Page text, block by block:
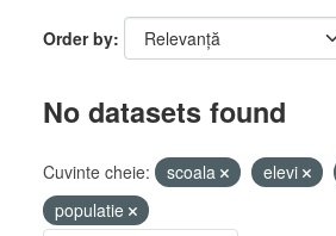
Order by
No datasets found
Cuvinte cheie: scoala elevi
populatie